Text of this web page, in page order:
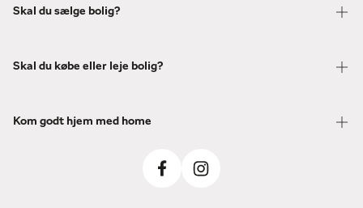
Skal du sælge bolig?
Skal du købe eller leje bolig?
Kom godt hjem med home